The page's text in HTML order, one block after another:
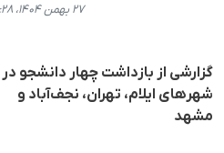
۲۷ بهمن ۱۴۰۴، ۲۲:۲۸
گزارشی از بازداشت چهار دانشجو در
شهرهای ایلام، تهران، نجف‌آباد و
مشهد